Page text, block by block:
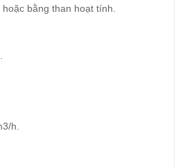
bằng than hoạt tính.
h.